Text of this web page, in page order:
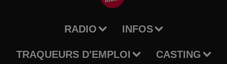
RADIO INFOS
TRAQUEURS D'EMPLOI CASTING